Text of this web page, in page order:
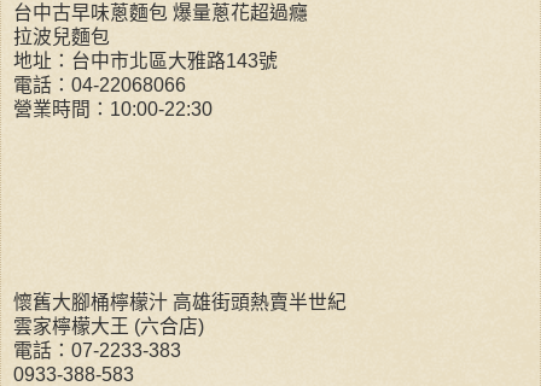
台中古早味蔥麵包 爆量蔥花超過癮
拉波兒麵包
地址：台中市北區大雅路143號
電話：04-22068066
營業時間：10:00-22:30
懷舊大腳桶檸檬汁 高雄街頭熱賣半世紀
雲家檸檬大王 (六合店)
電話：07-2233-383
0933-388-583